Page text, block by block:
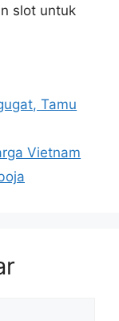
slot untuk
Tamu
Vietnam